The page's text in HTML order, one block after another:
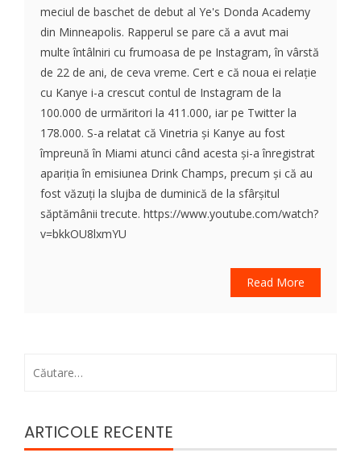
meciul de baschet de debut al Ye's Donda Academy
din Minneapolis. Rapperul se pare că a avut mai
multe întâlniri cu frumoasa de pe Instagram, în vârstă
de 22 de ani, de ceva vreme. Cert e că noua ei relație
cu Kanye i-a crescut contul de Instagram de la
100.000 de urmăritori la 411.000, iar pe Twitter la
178.000. S-a relatat că Vinetria și Kanye au fost
împreună în Miami atunci când acesta și-a înregistrat
apariția în emisiunea Drink Champs, precum și că au
fost văzuți la slujba de duminică de la sfârșitul
săptămânii trecute. https://www.youtube.com/watch?
v=bkkOU8lxmYU
Read More
ARTICOLE RECENTE